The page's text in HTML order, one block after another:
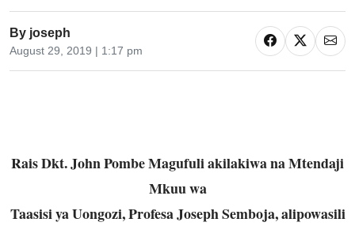
By joseph
August 29, 2019 | 1:17 pm
Rais Dkt. John Pombe Magufuli akilakiwa na Mtendaji
Mkuu wa
Taasisi ya Uongozi, Profesa Joseph Semboja, alipowasili